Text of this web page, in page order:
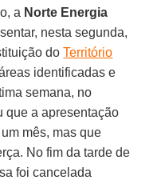
a Norte Energia
nesta segunda,
doTerritório
identificadas e
semana, no
que a apresentação
mês, mas que
No fim da tarde de
foi cancelada